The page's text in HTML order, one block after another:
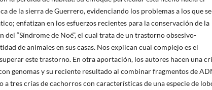
de la sierra de Guerrero, evidenciando los problemas a los que se
enfatizan en los esfuerzos recientes para la conservación de la
“Síndrome de Noé”, el cual trata de un trastorno obsesivo-
de animales en sus casas. Nos explican cual complejo es el
este trastorno. En otra aportación, los autores hacen una
genomas y su reciente resultado al combinar fragmentos de
tres crías de cachorros con características de una especie de